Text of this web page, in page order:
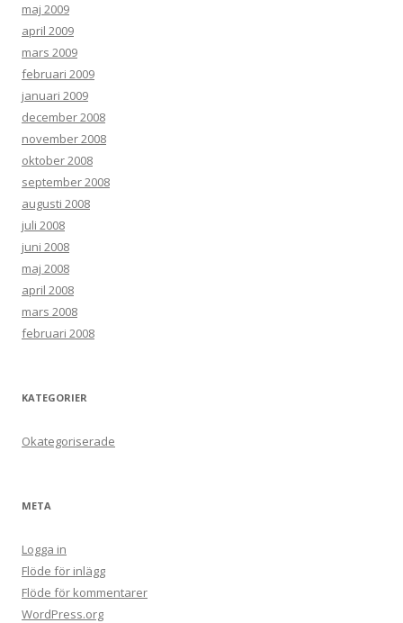
maj 2009
april 2009
mars 2009
februari 2009
januari 2009
december 2008
november 2008
oktober 2008
september 2008
augusti 2008
juli 2008
juni 2008
maj 2008
april 2008
mars 2008
februari 2008
KATEGORIER
Okategoriserade
META
Logga in
Flöde för inlägg
Flöde för kommentarer
WordPress.org